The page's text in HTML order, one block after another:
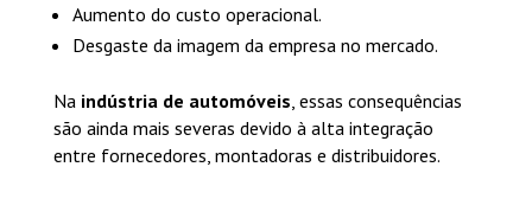
Aumento do custo operacional.
Desgaste da imagem da empresa no mercado.
Na indústria de automóveis , essas consequências
são ainda mais severas devido à alta integração
entre fornecedores, montadoras e distribuidores.